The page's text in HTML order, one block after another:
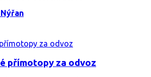
přímotopy za odvoz